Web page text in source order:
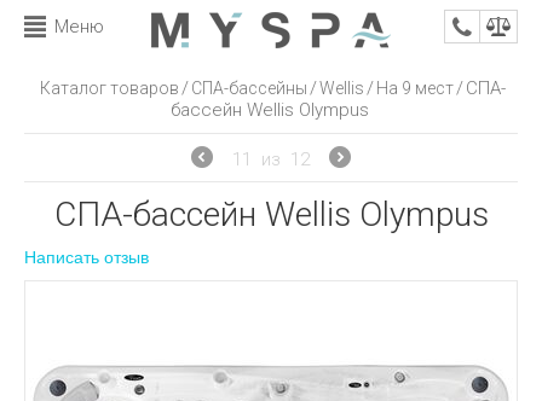
Меню
Каталог товаров/ СПА-бассейны/Wellis/ На 9 мест/СПА-
бассейн Wellis Olympus
11 из 12
СПА-бассейн Wellis Olympus
Написать отзыв